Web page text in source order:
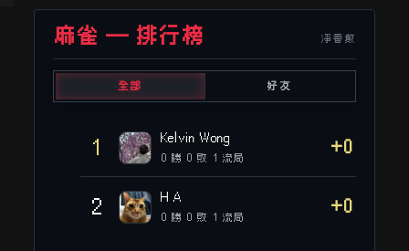
麻雀 — 排行榜 淨番數
全部 好友
1 Kelvin Wong
0 勝 0 敗 1 流局
+0
2 H A
0 勝 0 敗 1 流局
+0